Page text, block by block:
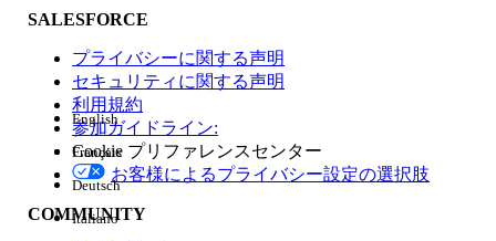
機能の影響
エディション
SALESFORCE
プライバシーに関する声明
セキュリティに関する声明
利用規約
参加ガイドライン:
Cookie プリファレンスセンター
お客様によるプライバシー設定の選択肢
COMMUNITY
English
Français
Deutsch
Italiano